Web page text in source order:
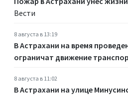
Вести
8 августа в 13:19
В Астрахани на время
ограничат движение
8 августа в 11:02
В Астрахани на улице